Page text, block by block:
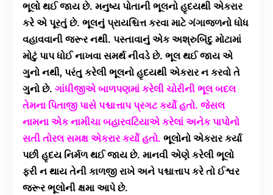
ભૂલો થઈ જાય છે. મનુષ્ય પોતાની ભૂલનો હૃદયથી એકરાર
કરે એ પૂરતું છે. ભૂલનું પ્રાયશ્ચિત્ત કરવા માટે ગંગાજળનો ધોધ
વહાવવાની જરૂર નથી. પસ્તાવાનું એક અશ્રુબિંદુ મોટામાં
મોટું પાપ ધોઈ નાખવા સમર્થ નીવડે છે. ભૂલ થઈ જાય એ
ગુનો નથી, પરંતુ કરેલી ભૂલનો હૃદયથી એકરાર ન કરવો તે
ગુનો છે. ગાંધીજીએ બાળપણમાં કરેલી ચોરીની ભૂલ બદલ
તેમના પિતાજી પાસે પશ્ચાત્તાપ પ્રગટ કર્યો હતો. જેસલ
નામના એક નામીચા બહારવટિયાએ કરેલાં અનેક પાપોનો
સતી તોરલ સમક્ષ એકરાર કર્યો હતો. ભૂલોનો એકરાર કર્યા
પછી હૃદય નિર્મળ થઈ જાય છે. માનવી એણે કરેલી ભૂલો
ફરી ન થાય તેની કાળજી રાખે અને પશ્ચાત્તાપ કરે તો ઈશ્વર
જરૂર ભૂલોની ક્ષમા આપે છે.